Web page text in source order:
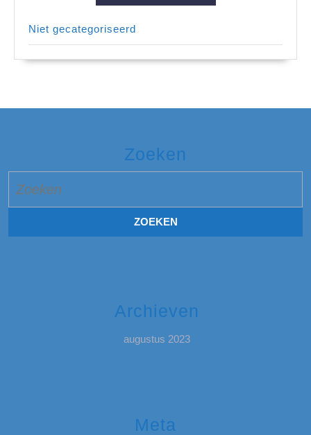
Niet gecategoriseerd
Zoeken
naar:
Archieven
augustus 2023
Meta